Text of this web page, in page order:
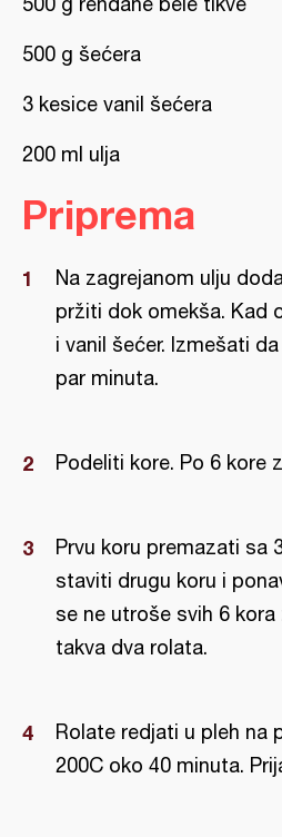
500 g šećera
3 kesice vanil šećera
200 ml ulja
Priprema
Na zagrejanom ulju
pržiti dok omekša. Kad
i vanil šećer. Izmešati
par minuta.
Podeliti kore. Po 6 kore
Prvu koru premazati sa
staviti drugu koru i
se ne utroše svih 6
takva dva rolata.
Rolate redjati u pleh na
200C oko 40 minuta.